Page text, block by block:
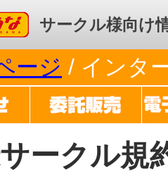
な サークル様向け
ージ / インタ
ークル規